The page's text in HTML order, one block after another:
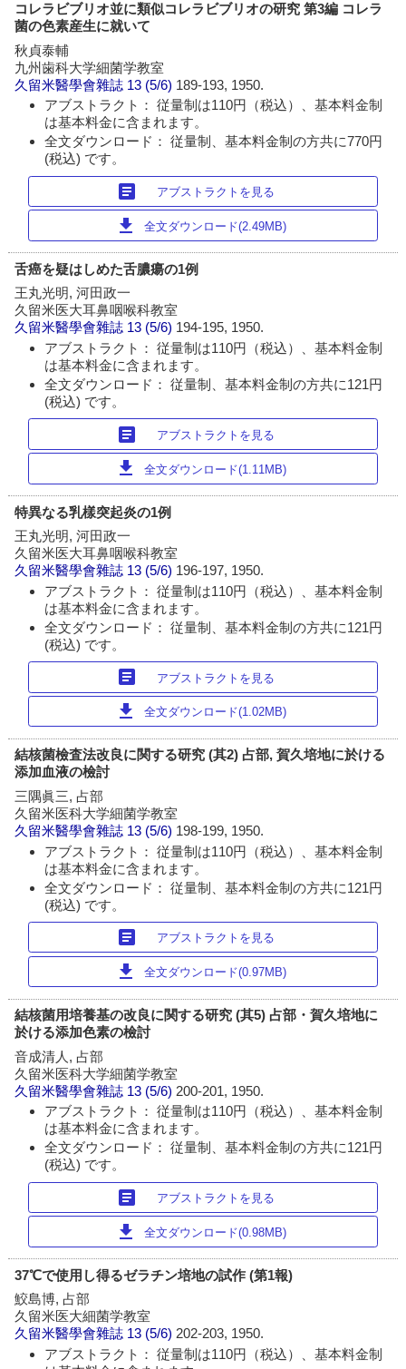
コレラビブリオ並に類似コレラビブリオの研究 第3編 コレラ
菌の色素産生に就いて
秋貞泰輔
九州歯科大学細菌学教室
久留米醫學會雜誌 13 (5/6) 189-193, 1950.
アブストラクト： 従量制は110円（税込）、基本料金制
は基本料金に含まれます。
全文ダウンロード： 従量制、基本料金制の方共に770円
(税込) です。
article アブストラクトを見る
download 全文ダウンロード(2.49MB)
舌癌を疑はしめた舌膿瘍の1例
王丸光明, 河田政一
久留米医大耳鼻咽喉科教室
久留米醫學會雜誌 13 (5/6) 194-195, 1950.
アブストラクト： 従量制は110円（税込）、基本料金制
は基本料金に含まれます。
全文ダウンロード： 従量制、基本料金制の方共に121円
(税込) です。
article アブストラクトを見る
download 全文ダウンロード(1.11MB)
特異なる乳樣突起炎の1例
王丸光明, 河田政一
久留米医大耳鼻咽喉科教室
久留米醫學會雜誌 13 (5/6) 196-197, 1950.
アブストラクト： 従量制は110円（税込）、基本料金制
は基本料金に含まれます。
全文ダウンロード： 従量制、基本料金制の方共に121円
(税込) です。
article アブストラクトを見る
download 全文ダウンロード(1.02MB)
結核菌檢査法改良に関する研究 (其2) 占部, 賀久培地に於ける
添加血液の檢討
三隅眞三, 占部
久留米医科大学細菌学教室
久留米醫學會雜誌 13 (5/6) 198-199, 1950.
アブストラクト： 従量制は110円（税込）、基本料金制
は基本料金に含まれます。
全文ダウンロード： 従量制、基本料金制の方共に121円
(税込) です。
article アブストラクトを見る
download 全文ダウンロード(0.97MB)
結核菌用培養基の改良に関する研究 (其5) 占部・賀久培地に
於ける添加色素の檢討
音成清人, 占部
久留米医科大学細菌学教室
久留米醫學會雜誌 13 (5/6) 200-201, 1950.
アブストラクト： 従量制は110円（税込）、基本料金制
は基本料金に含まれます。
全文ダウンロード： 従量制、基本料金制の方共に121円
(税込) です。
article アブストラクトを見る
download 全文ダウンロード(0.98MB)
37℃で使用し得るゼラチン培地の試作 (第1報)
鮫島博, 占部
久留米医大細菌学教室
久留米醫學會雜誌 13 (5/6)202-203, 1950.
アブストラクト： 従量制は110円（税込）、基本料金制